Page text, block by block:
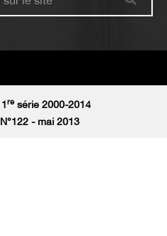
1re série 2000-2014
N°122 - mai 2013